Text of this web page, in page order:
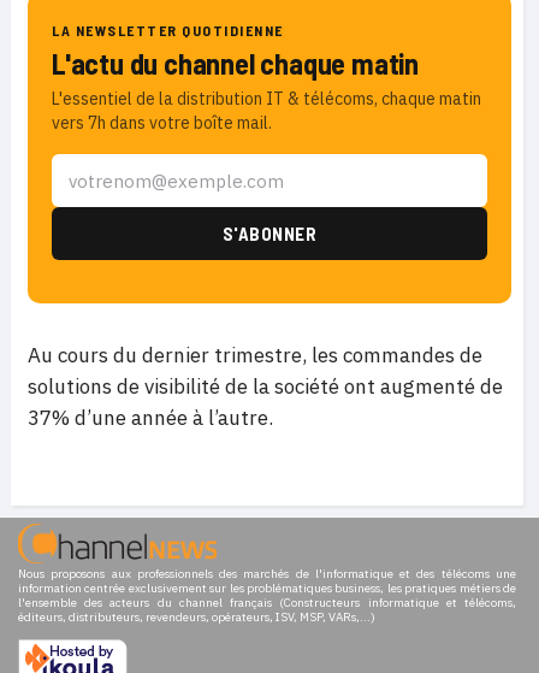
LA NEWSLETTER QUOTIDIENNE
L'actu du channel chaque matin
L'essentiel de la distribution IT & télécoms, chaque matin
vers 7h dans votre boîte mail.
Au cours du dernier trimestre, les commandes de
solutions de visibilité de la société ont augmenté de
37% d’une année à l’autre.
Nous proposons aux professionnels des marchés de l'informatique et des télécoms une
information centrée exclusivement sur les problématiques business, les pratiques métiers de
l'ensemble des acteurs du channel français (Constructeurs informatique et télécoms,
éditeurs, distributeurs, revendeurs, opérateurs, ISV, MSP, VARs,...)